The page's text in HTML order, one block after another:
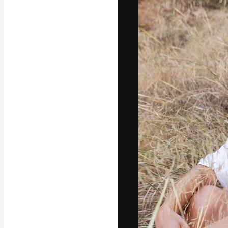
La plateforme
vos meilleurs
d’abonnés :
studios.
Français
Copyright © 2010-